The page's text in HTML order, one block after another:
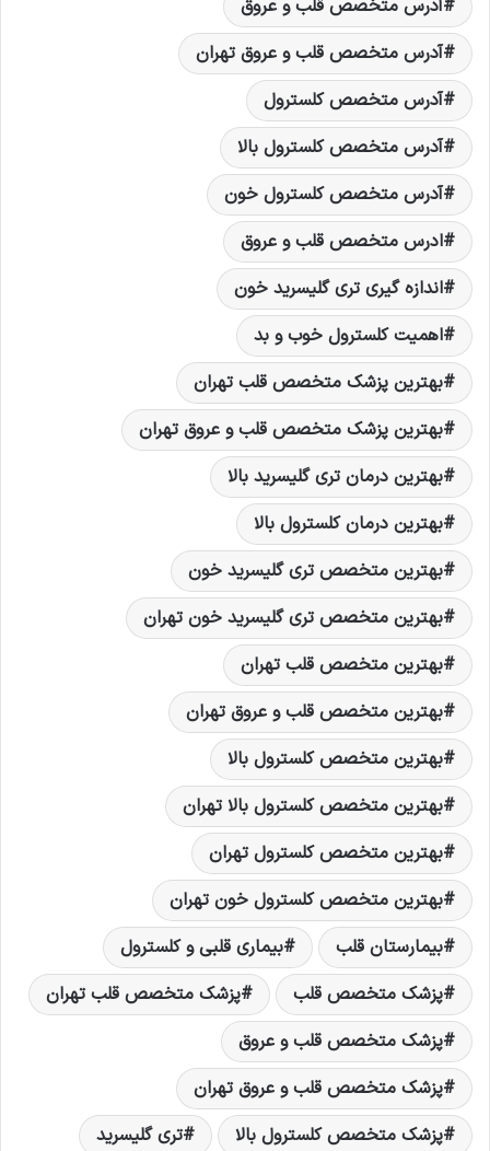
آدرس متخصص قلب و عروق
آدرس متخصص قلب و عروق تهران
آدرس متخصص کلسترول
آدرس متخصص کلسترول بالا
آدرس متخصص کلسترول خون
ادرس متخصص قلب و عروق
اندازه گیری تری گلیسرید خون
اهمیت کلسترول خوب و بد
بهترین پزشک متخصص قلب تهران
بهترین پزشک متخصص قلب و عروق تهران
بهترین درمان تری گلیسرید بالا
بهترین درمان کلسترول بالا
بهترین متخصص تری گلیسرید خون
بهترین متخصص تری گلیسرید خون تهران
بهترین متخصص قلب تهران
بهترین متخصص قلب و عروق تهران
بهترین متخصص کلسترول بالا
بهترین متخصص کلسترول بالا تهران
بهترین متخصص کلسترول تهران
بهترین متخصص کلسترول خون تهران
بیمارستان قلب
بیماری قلبی و کلسترول
پزشک متخصص قلب
پزشک متخصص قلب تهران
پزشک متخصص قلب و عروق
پزشک متخصص قلب و عروق تهران
پزشک متخصص کلسترول بالا
تری گلیسرید